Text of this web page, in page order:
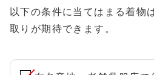
以下の条件に当てはまる着物
取りが期待できます。